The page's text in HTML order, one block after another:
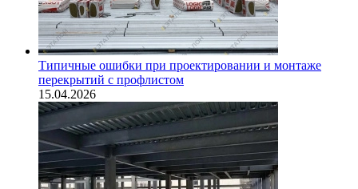
Типичные ошибки при проектировании и монтаже
перекрытий с профлистом
15.04.2026